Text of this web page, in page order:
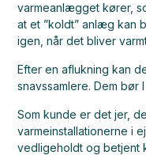
varmeanlægget kører,
at et ”koldt” anlæg kan
igen, når det bliver
Efter en aflukning kan
snavssamlere. Dem bør
Som kunde er det jer,
varmeinstallationerne i
vedligeholdt og betjent